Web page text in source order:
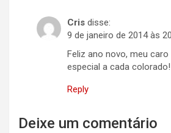
Cris disse:
9 de janeiro de 2014 às
Feliz ano novo, meu
especial a cada colorado!
Reply
Deixe um comentário